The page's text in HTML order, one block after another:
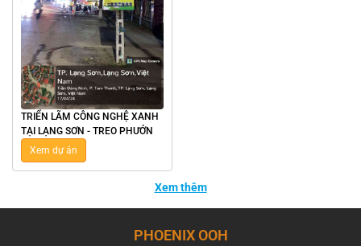
TRIỂN LÃM CÔNG NGHỆ XANH
TẠI LẠNG SƠN - TREO PHƯỚN
Xem dự án
Xem thêm
PHOENIX OOH